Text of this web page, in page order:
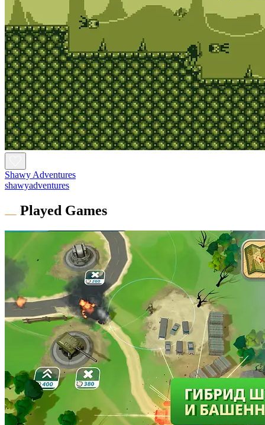
Shawy Adventures
shawyadventures
Played Games